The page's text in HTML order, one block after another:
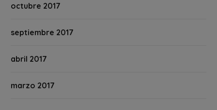
octubre 2017
septiembre 2017
abril 2017
marzo 2017